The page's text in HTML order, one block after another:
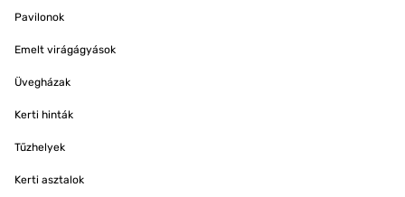
Pavilonok
Emelt virágágyások
Üvegházak
Kerti hinták
Tűzhelyek
Kerti asztalok